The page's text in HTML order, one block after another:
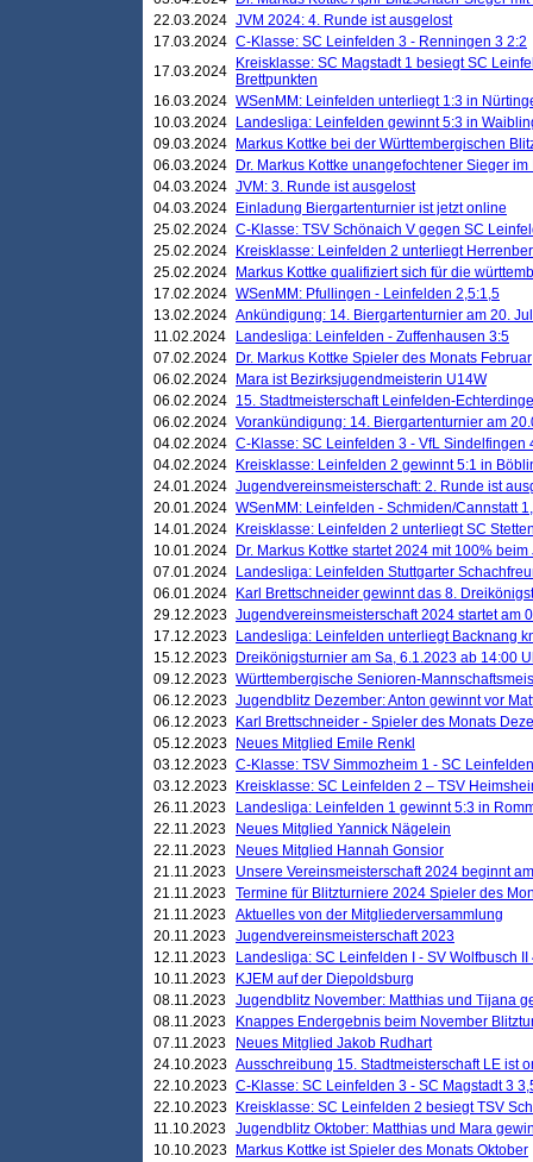
22.03.2024 JVM 2024: 4. Runde ist ausgelost
17.03.2024 C-Klasse: SC Leinfelden 3 - Renningen 3 2:2
17.03.2024
Kreisklasse: SC Magstadt 1 besiegt SC
Brettpunkten
16.03.2024 WSenMM: Leinfelden unterliegt 1:3 in
10.03.2024
Landesliga: Leinfelden gewinnt 5:3 in
09.03.2024
Markus Kottke bei der Württembergischen
06.03.2024
Dr. Markus Kottke unangefochtener Sieger
04.03.2024 JVM: 3. Runde ist ausgelost
04.03.2024
Einladung Biergartenturnier ist jetzt online
25.02.2024 C-Klasse: TSV Schönaich V gegen SC
25.02.2024
Kreisklasse: Leinfelden 2 unterliegt
25.02.2024
Markus Kottke qualifiziert sich für die
17.02.2024 WSenMM: Pfullingen - Leinfelden 2,5:1,5
13.02.2024 Ankündigung: 14. Biergartenturnier am 20.
11.02.2024
Landesliga: Leinfelden - Zuffenhausen 3:5
07.02.2024
Dr. Markus Kottke Spieler des Monats Februar
06.02.2024
Mara ist Bezirksjugendmeisterin U14W
06.02.2024 15. Stadtmeisterschaft Leinfelden-
06.02.2024 Vorankündigung: 14. Biergartenturnier am
04.02.2024 C-Klasse: SC Leinfelden 3 - VfL Sindelfingen
04.02.2024
Kreisklasse: Leinfelden 2 gewinnt 5:1 in
24.01.2024 Jugendvereinsmeisterschaft: 2. Runde ist
20.01.2024 WSenMM: Leinfelden - Schmiden/Cannstatt
14.01.2024
Kreisklasse: Leinfelden 2 unterliegt SC
10.01.2024
Dr. Markus Kottke startet 2024 mit 100%
07.01.2024
Landesliga: Leinfelden Stuttgarter
06.01.2024
Karl Brettschneider gewinnt das 8.
29.12.2023 Jugendvereinsmeisterschaft 2024 startet am
17.12.2023
Landesliga: Leinfelden unterliegt Backnang
15.12.2023
Dreikönigsturnier am Sa, 6.1.2023 ab 14:00
09.12.2023 Württembergische Senioren-
06.12.2023 Jugendblitz Dezember: Anton gewinnt vor
06.12.2023
Karl Brettschneider - Spieler des Monats
05.12.2023
Neues Mitglied Emile Renkl
03.12.2023 C-Klasse: TSV Simmozheim 1 - SC
03.12.2023
Kreisklasse: SC Leinfelden 2 – TSV
26.11.2023
Landesliga: Leinfelden 1 gewinnt 5:3 in
22.11.2023
Neues Mitglied Yannick Nägelein
22.11.2023
Neues Mitglied Hannah Gonsior
21.11.2023
Unsere Vereinsmeisterschaft 2024 beginnt
21.11.2023 Termine für Blitzturniere 2024 Spieler des
21.11.2023 Aktuelles von der Mitgliederversammlung
20.11.2023 Jugendvereinsmeisterschaft 2023
12.11.2023
Landesliga: SC Leinfelden I - SV Wolfbusch II
10.11.2023
KJEM auf der Diepoldsburg
08.11.2023 Jugendblitz November: Matthias und Tijana
08.11.2023
Knappes Endergebnis beim November
07.11.2023
Neues Mitglied Jakob Rudhart
24.10.2023 Ausschreibung 15. Stadtmeisterschaft LE ist
22.10.2023 C-Klasse: SC Leinfelden 3 - SC Magstadt 3
22.10.2023
Kreisklasse: SC Leinfelden 2 besiegt TSV
11.10.2023 Jugendblitz Oktober: Matthias und Mara
10.10.2023
Markus Kottke ist Spieler des Monats Oktober